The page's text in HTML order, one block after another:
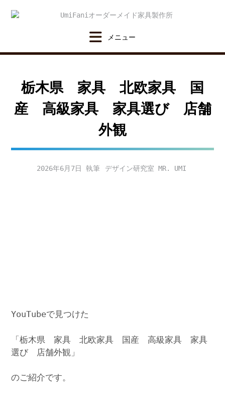
栃木県 家具 北欧家具 国
産 高級家具 家具選び 店舗
外観
2026年6月7日 デザイン研究室 MR. UMI
YouTubeで見つけた
「栃木県 家具 北欧家具 国産 高級家具 家具
選び 店舗外観」
のご紹介です。